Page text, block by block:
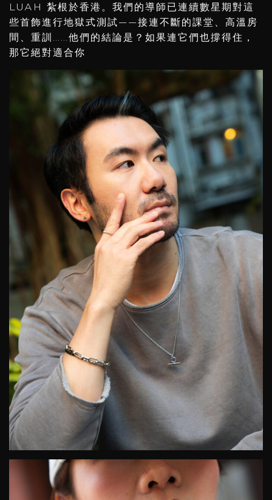
LUAH 紮根於香港。我們的導師已連續數星期對這
些首飾進行地獄式測試——接連不斷的課堂、高溫房
間、重訓……他們的結論是？如果連它們也撐得住，
那它絕對適合你